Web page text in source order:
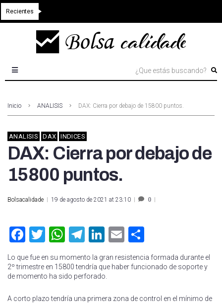
Recientes
Inicio ANALISIS DAX: Cierra por debajo de 15800 puntos.
ANALISIS DAX INDICES
DAX: Cierra por debajo de
15800 puntos.
Bolsacalidade 19 de agosto de 2021 at 23:10 0
Facebook
Twitter
WhatsApp
Telegram
LinkedIn
Email
Lo que fue en su momento la gran resistencia formada durante el
2º trimestre en 15800 tendría que haber funcionado de soporte y
de momento ha sido perforado.
A corto plazo tendría una primera zona de control en el mínimo de